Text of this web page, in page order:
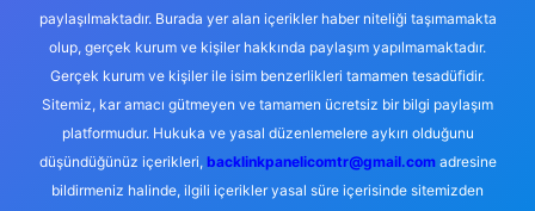
paylaşılmaktadır. Burada yer alan içerikler haber niteliği taşımamakta
olup, gerçek kurum ve kişiler hakkında paylaşım yapılmamaktadır.
Gerçek kurum ve kişiler ile isim benzerlikleri tamamen tesadüfidir.
Sitemiz, kar amacı gütmeyen ve tamamen ücretsiz bir bilgi paylaşım
platformudur. Hukuka ve yasal düzenlemelere aykırı olduğunu
düşündüğünüz içerikleri, backlinkpanelicomtr@gmail.comadresine
bildirmeniz halinde, ilgili içerikler yasal süre içerisinde sitemizden